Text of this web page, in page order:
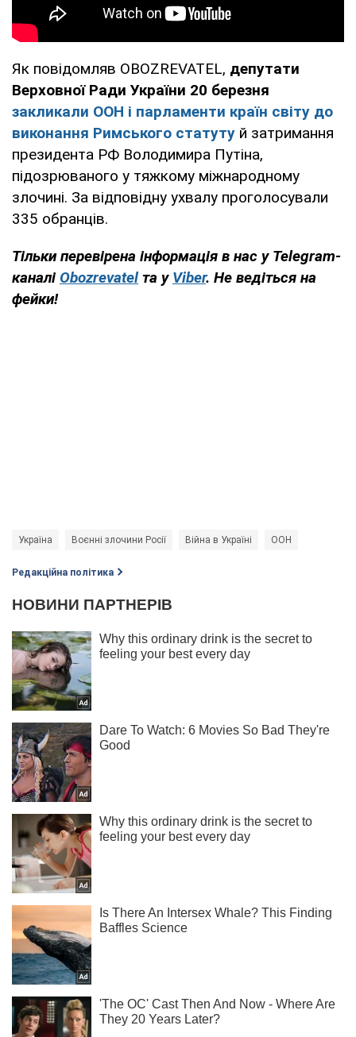
Як повідомляв OBOZREVATEL, депутати
Верховної Ради України 20 березня
закликали ООН і парламенти країн світу до
виконання Римського статуту й затримання
президента РФ Володимира Путіна,
підозрюваного у тяжкому міжнародному
злочині. За відповідну ухвалу проголосували
335 обранців.
Тільки перевірена інформація в нас у Telegram-
каналі Obozrevatel та у Viber. Не ведіться на
фейки!
Україна Воєнні злочини Росії Війна в Україні ООН
Редакційна політика